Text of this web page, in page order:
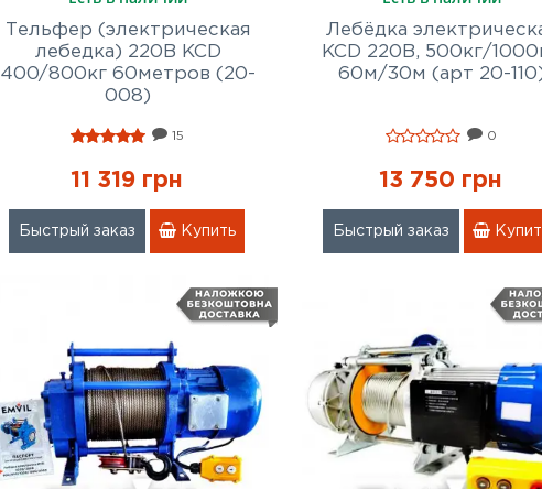
Тельфер (электрическая
лебедка) 220В KCD
400/800кг 60метров (20-
008)
15
11 319 грн
Быстрый заказ Купить
Лебёдка
KCD 220В, 500кг/
60м/30м (арт 20-
0
13 750 грн
Быстрый заказ